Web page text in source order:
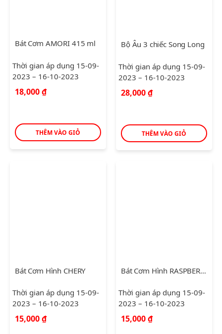
Bát Cơm AMORI 415 ml
Thời gian áp dụng 15-09-
2023 – 16-10-2023
18,000₫
THÊM VÀO GIỎ
Bộ Âu 3 chiếc Song Long
Thời gian áp dụng 15-09-
2023 – 16-10-2023
28,000₫
THÊM VÀO GIỎ
Bát Cơm Hình CHERY
Thời gian áp dụng 15-09-
2023 – 16-10-2023
15,000₫
Bát Cơm Hình RASPBERRY
Thời gian áp dụng 15-09-
2023 – 16-10-2023
15,000₫